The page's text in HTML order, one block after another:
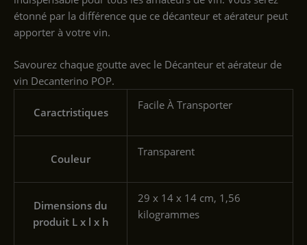
étonné par la différence que ce décanteur et aérateur peut
apporter à votre vin.
Savourez chaque goutte avec le Décanteur et aérateur de
vin Decanterino POP.
Caractristiques
‎Facile À Transporter
Couleur
‎Transparent
Dimensions du
produit L x l x h
‎29 x 14 x 14 cm, 1,56
kilogrammes